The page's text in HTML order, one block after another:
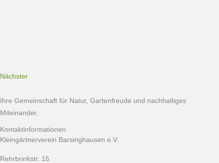
Nächster
Ihre Gemeinschaft für Natur, Gartenfreude und nachhaltiges
Miteinander.
Kontaktinformationen
Kleingärtnerverein Barsinghausen e.V.
Rehrbrinkstr. 15